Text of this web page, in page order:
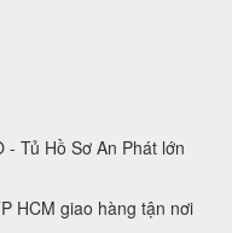
- Tủ Hồ Sơ An Phát lớn
HCM giao hàng tận nơi